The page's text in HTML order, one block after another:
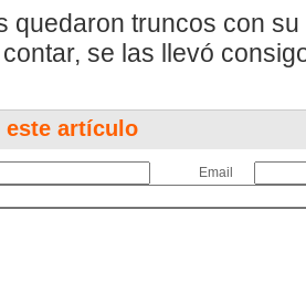
quedaron truncos con
se las llevó
este artículo
Email